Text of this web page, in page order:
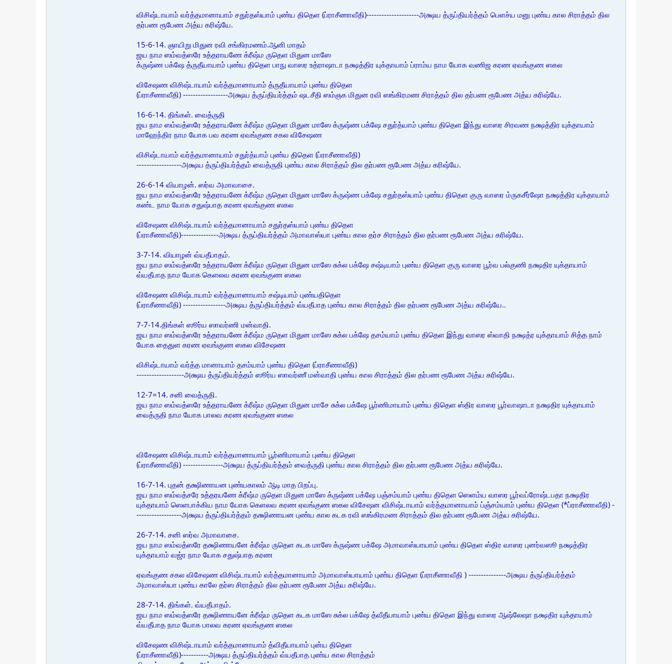
விசிஷ்டாயாம் வர்த்தமானாயாம் சதுர்தஸ்யாம் புண்ய திதெள (ப்ராசீணாவீதி)---------------------அக்ஷய த்ருப்தியர்த்தம் பெளச்ய மனு புண்ய கால சிராத்தம் தில
தர்பண ரூபேண அத்ய கரிஷ்யே.
15-6-14. ஞாயிறு மிதுன ரவி சங்கிரமணம்.ஆனி மாதம்
ஜய நாம ஸம்வத்ஸரே உத்தராயணே க்ரீஷ்ம ருதெள மிதுன மாஸே
க்ருஷ்ண பக்ஷே த்ருதீயாயாம் புண்ய திதெள பாநு வாஸர உத்ராஷாடா நக்ஷத்திர யுக்தாயாம் ப்ராம்ய நாம யோக வணிஜ கரண ஏவங்குண ஸகல
விசேஷண விசிஷ்டாயாம் வர்த்தமானாயாம் த்ருதீயாயாம் புண்ய திதெள
(ப்ராசீணாவீதி) ------------------அக்ஷய த்ருப்தியர்த்தம் ஷடசீதி ஸம்ஞக மிதுன ரவி ஸங்கிரமண சிராத்தம் தில தர்பண ரூபேண அத்ய கரிஷ்யே.
16-6-14. திங்கள். வைத்ருதி
ஜய நாம ஸம்வத்ஸரே உத்தராயணே க்ரீஷ்ம ருதெள மிதுன மாஸே க்ருஷ்ண பக்ஷே சதுர்த்யாம் புண்ய திதெள இந்து வாஸர சிரவண நக்ஷத்திர யுக்தாயாம்
மாஹேந்திர நாம யோக பவ கரண ஏவங்குண சகல விசேஷண
விசிஷ்டாயாம் வர்த்தமானாயாம் சதுர்த்யாம் புண்ய திதெள (ப்ராசீணாவீதி)
------------------அக்ஷய த்ருப்தியர்த்தம் வைத்ருதி புண்ய கால சிராத்தம் தில தர்பண ரூபேண அத்ய கரிஷ்யே.
26-6-14 வியாழன். ஸர்வ அமாவாசை.
ஜய நாம ஸம்வத்ஸரே உத்தராயணே க்ரீஷ்ம ருதெள மிதுன மாஸே க்ருஷ்ண பக்ஷே சதுர்தஸ்யாம் புண்ய திதெள குரு வாஸர ம்ருகசீர்ஷோ நக்ஷத்திர யுக்தாயாம்
கண்ட நாம யோக சதுஷ்பாத கரண ஏவங்குண ஸகல
விசேஷண விசிஷ்டாயாம் வர்த்தமானாயாம் சதுர்தஸ்யாம் புண்ய திதெள
(ப்ராசீணாவீதி)---------------அக்ஷய த்ருப்தியர்த்தம் அமாவாஸ்யா புண்ய கால தர்ச சிராத்தம் தில தர்பண ரூபேண அத்ய கரிஷ்யே.
3-7-14. வியாழன் வ்யதீபாதம்.
ஜய நாம ஸம்வத்ஸரே உத்தராயணே க்ரீஷ்ம ருதெள மிதுன மாஸே சுக்ல பக்ஷே சஷ்டியாம் புண்ய திதெள குரு வாஸர பூர்வ பல்குணி நக்ஷதிர யுக்தாயாம்
வ்யதீபாத நாம யோக கெளலவ கரண ஏவங்குண ஸகல
விசேஷண விசிஷ்டாயாம் வர்த்தமானாயாம் சஷ்டியாம் புண்யதிதெள
(ப்ராசீணாவீதி) -----------------அக்ஷய த்ருப்தியர்த்தம் வ்யதீபாத புண்ய கால சிராத்தம் தில தர்பண ரூபேண அத்ய கரிஷ்யே..
7-7-14.திங்கள் ஸூர்ய ஸாவர்ணி மன்வாதி.
ஜய நாம ஸம்வத்ஸரே உத்தராயணே க்ரீஷ்ம ருதெள மிதுன மாஸே சுக்ல பக்ஷே தசம்யாம் புண்ய திதெள இந்து வாஸர ஸ்வாதி நக்ஷத்ர யுக்தாயாம் சித்த நாம்
யோக தைதுள கரண ஏவங்குண ஸகல விசேஷண
விசிஷ்டாயாம் வர்த்த மானாயாம் தசம்யாம் புண்ய திதெள (ப்ராசீணாவீதி)
-------------------அக்ஷய த்ருப்தியர்த்தம் ஸூர்ய ஸாவர்ணீ மன்வாதி புண்ய கால சிராத்தம் தில தர்பண ரூபேண அத்ய கரிஷ்யே.
12-7=14. சனி வைத்ருதி.
ஜய நாம ஸம்வத்ஸரே உத்தராயணே க்ரீஷ்ம ருதெள மிதுன மாசே சுக்ல பக்ஷே பூர்ணிமாயாம் புண்ய திதெள ஸ்திர வாஸர பூர்வாஷாடா நக்ஷதிர யுக்தாயாம்
வைத்ருதி நாம யோக பாலவ கரண ஏவங்குண ஸகல
விசேஷண விசிஷ்டாயாம் வர்த்தமானாயாம் பூர்ணிமாயாம் புண்ய திதெள
(ப்ராசீணாவீதி) ----------------அக்ஷய த்ருப்தியர்த்தம் வைத்ருதி புண்ய கால சிராத்தம் தில தர்பண ரூபேண அத்ய கரிஷ்யே.
16-7-14. புதன் தக்ஷிணாயன புண்யகாலம் ஆடி மாத பிறப்பு.
ஜய நாம ஸம்வத்சரே உத்தரயணே க்ரீஷ்ம ருதெள மிதுன மாஸே க்ருஷ்ண பக்ஷே பஞ்சம்யாம் புண்ய திதெள ஸெளம்ய வாஸர பூர்வப்ரோஷ்டபதா நக்ஷதிர
யுக்தாயாம் ஸெளபாக்கிய நாம யோக கெளலவ கரண ஏவங்குண ஸகல விசேஷன விசிஷ்டாயாம் வர்த்தமானாயாம் ப்ஞ்சம்யாம் புண்ய திதெள (*ப்ராசீணாவீதி) -
------------------அக்ஷய த்ருப்தியர்த்தம் தக்ஷிணாயன புண்ய கால கடக ரவி ஸங்கிரமண சிராத்தம் தில தர்பண ரூபேண அத்ய கரிஷ்யே.
26-7-14. சனி ஸர்வ அமாவாசை.
ஜய நாம ஸம்வத்ஸரே தக்ஷிணாயனே க்ரீஷ்ம ருதெள கடக மாஸே க்ருஷ்ண பக்ஷே அமாவாஸ்யாயாம் புண்ய திதெள ஸ்திர வாஸர புனர்வஸூ நக்ஷத்திர
யுக்தாயாம் வஜ்ர நாம யோக சதுஷ்பாத கரண
ஏவங்குண சகல விசேஷண விசிஷ்டாயாம் வர்த்தமானாயாம் அமாவாஸ்யாயாம் புண்ய திதெள (ப்ராசீணாவீதி ) ---------------அக்ஷய த்ருப்தியர்த்தம்
அமாவாஸ்யா புண்ய காலே தர்ஸ சிராத்தம் தில தர்பண ரூபேண அத்ய கரிஷ்யே.
28-7-14. திங்கள். வ்யதீபாதம்.
ஜய நாம ஸம்வத்ஸரே தக்ஷிணாயனே க்ரீஷ்ம ருதெள கடக மாஸே சுக்ல பக்ஷே த்வீதீயாயாம் புண்ய திதெள இந்து வாஸர ஆஷ்லேஷா நக்ஷதிர யுக்தாயாம்
வ்யதீபாத நாம யோக பாலவ கரண ஏவங்குண ஸகல
விசேஷண விசிஷ்டாயாம் வர்த்தமானாயாம் த்விதீயாயாம் புன்ய திதெள
(ப்ராசீணாவீதி)-----------அக்ஷய த்ருப்தியர்த்தம் வ்யதீபாத புண்ய கால சிராத்தம்